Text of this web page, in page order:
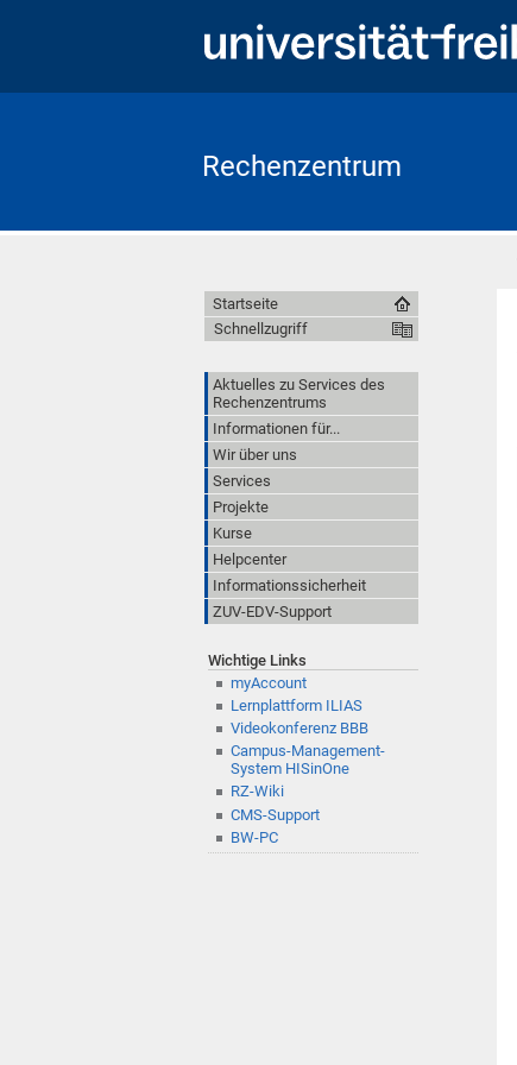
Rechenzentrum
Startseite
Schnellzugriff
Aktuelles zu Services des
Rechenzentrums
Informationen für...
Wir über uns
Services
Projekte
Kurse
Helpcenter
Informationssicherheit
ZUV-EDV-Support
Wichtige Links
myAccount
Lernplattform ILIAS
Videokonferenz BBB
Campus-Management-
System HISinOne
RZ-Wiki
CMS-Support
BW-PC